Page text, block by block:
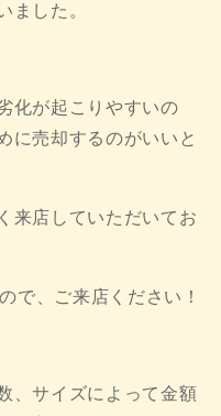
ました。
化が起こりやすいの
に売却するのがいいと
来店していただいてお
で、ご来店ください！
、サイズによって金額